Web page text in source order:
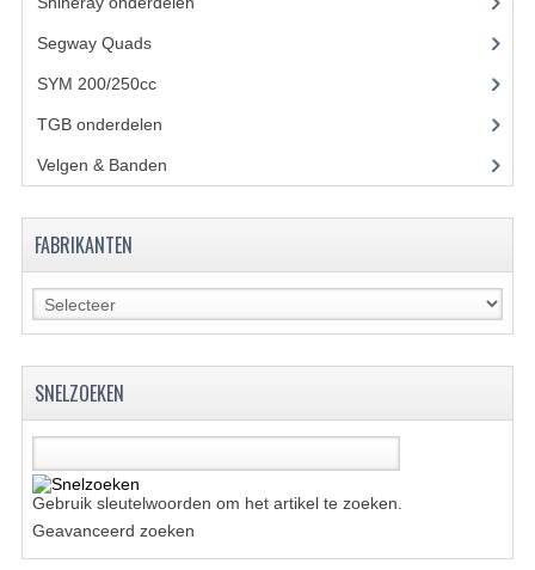
KABELS
KETTING EN TANDWIELEN
KOEL SYSTEEM
REM SYSTEEM
SCHOKBREKERS
Segway Quads(6)
SYM 200/250cc(15)
TGB onderdelen
Velgen & Banden
FABRIKANTEN
SNELZOEKEN
Gebruik sleutelwoorden om het artikel te zoeken.
Geavanceerd zoeken